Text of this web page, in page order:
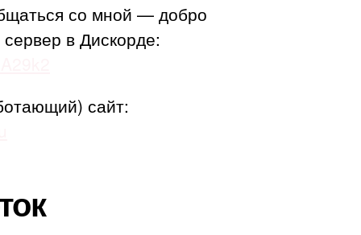
со мной — добро
в Дискорде:
сайт: